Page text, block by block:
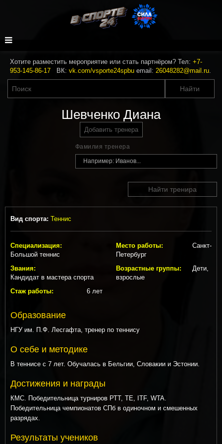
Хотите разместить мероприятие или стать партнёром? Тел: +7-
953-145-86-17 ВК: vk.com/vsporte24spbu email: 26048282@mail.ru.
Шевченко Диана
Добавить тренера
Фамилия тренера
Найти тренира
Вид спорта: Теннис
Специализация:
Большой теннис
Звания:
Кандидат в мастера спорта
Стаж работы:
6 лет
Место работы:
Санкт-
Петербург
Возрастные группы:
Дети,
взрослые
Образование
НГУ им. П.Ф. Лесгафта, тренер по теннису
О себе и методике
В теннисе с 7 лет. Обучалась в Бельгии, Словакии и Эстонии.
Достижения и награды
КМС. Победительница турниров РТТ, ТЕ, ITF, WTA.
Победительница чемпионатов СПб в одиночном и смешенных
разрядах.
Результаты учеников